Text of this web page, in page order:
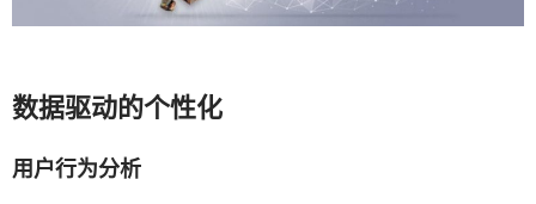
数据驱动的个性化
用户行为分析